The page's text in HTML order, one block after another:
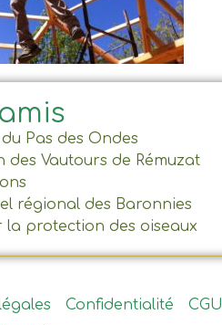
Pas des Ondes
des Vautours de Rémuzat
régional des Baronnies
la protection des oiseaux
Confidentialité CGU